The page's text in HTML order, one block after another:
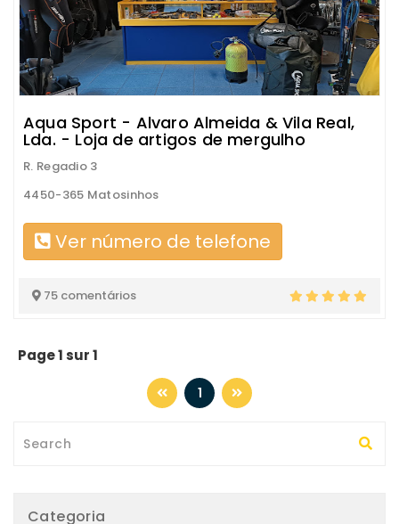
Aqua Sport - Alvaro Almeida & Vila Real,
Lda. - Loja de artigos de mergulho
R. Regadio 3
4450-365 Matosinhos
Ver número de telefone
75 comentários
Page 1 sur 1
1
Categoria